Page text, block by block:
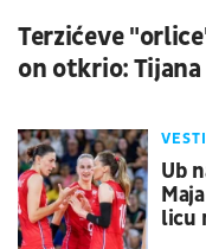
Terzićeve
on otkrio:
Ub
licu